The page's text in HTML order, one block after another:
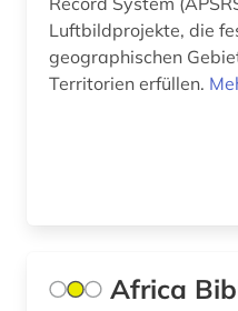
bildarchiv (1)
bilddatenbank (2)
bildungstheorie (1)
Polen (4)
Rheinland-Pfalz (5)
Sachsen (5)
Luftbildprojekte, die
geographischen
Territorien erfüllen.
Africa